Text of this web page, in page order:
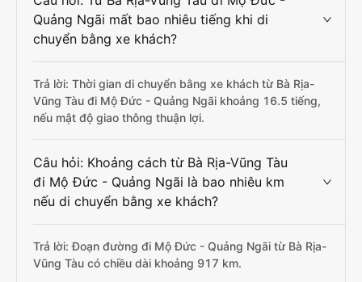
Quảng Ngãi mất bao nhiêu tiếng khi di
chuyển bằng xe khách?
Trả lời: Thời gian di chuyển bằng xe khách từ Bà Rịa-
Vũng Tàu đi Mộ Đức - Quảng Ngãi khoảng 16.5 tiếng,
nếu mật độ giao thông thuận lợi.
Câu hỏi: Khoảng cách từ Bà Rịa-Vũng Tàu
đi Mộ Đức - Quảng Ngãi là bao nhiêu km
nếu di chuyển bằng xe khách?
Trả lời: Đoạn đường đi Mộ Đức - Quảng Ngãi từ Bà Rịa-
Vũng Tàu có chiều dài khoảng 917 km.